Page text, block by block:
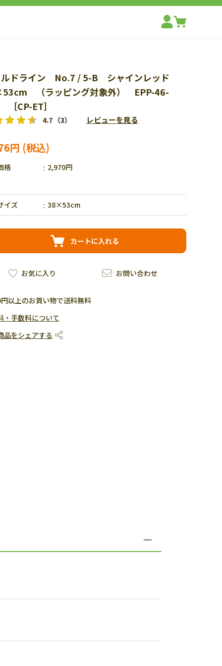
ルドライン No.7 / 5-B シャインレッド
（ラッピング対象外） EPP-46-
CP-ET］
4.7 （3） レビューを見る
円
格 2,970円
イズ 38×53cm
カートに入れる
お問い合わせ
お気に入り
以上のお買い物で送料無料
・手数料について
品をシェアする